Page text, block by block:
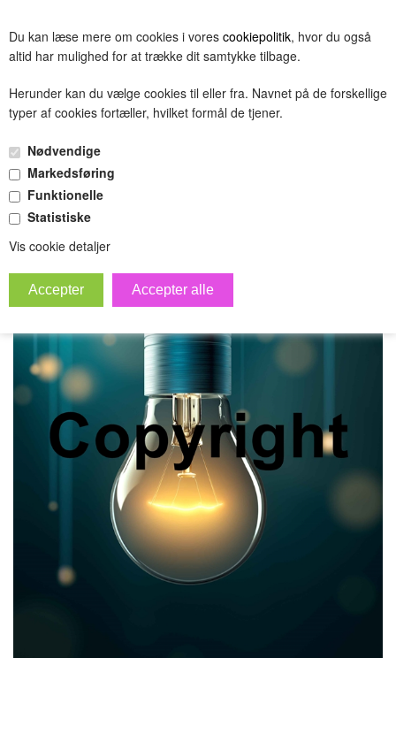
Du kan læse mere om cookies i vores cookiepolitik, hvor du også
altid har mulighed for at trække dit samtykke tilbage.
Herunder kan du vælge cookies til eller fra. Navnet på de forskellige
typer af cookies fortæller, hvilket formål de tjener.
Nødvendige
Markedsføring
Funktionelle
Statistiske
Vis cookie detaljer
(0.00 DKK)
variantmaster test
Forside»Forside